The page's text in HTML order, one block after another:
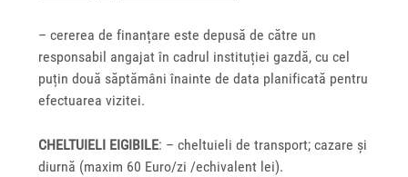
– cererea de finanțare este depusă de către un
responsabil angajat în cadrul instituției gazdă, cu cel
puțin două săptămâni înainte de data planificată pentru
efectuarea vizitei.
CHELTUIELI EIGIBILE: – cheltuieli de transport; cazare și
diurnă (maxim 60 Euro/zi /echivalent lei).